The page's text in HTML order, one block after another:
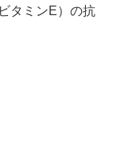
タミンE）の抗